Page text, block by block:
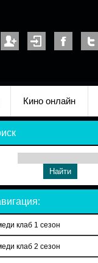
Кино онлайн
клаб 1 сезон
клаб 2 сезон